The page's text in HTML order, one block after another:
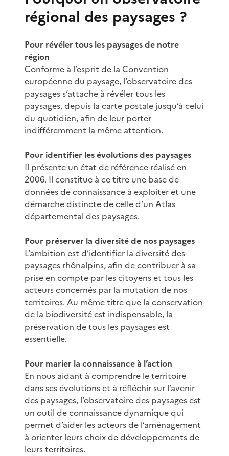
régional des paysages ?
Pour révéler tous les paysages de notre
région
Conforme à l’esprit de la Convention
européenne du paysage, l’observatoire des
paysages s’attache à révéler tous les
paysages, depuis la carte postale jusqu’à celui
du quotidien, afin de leur porter
indifféremment la même attention.
Pour identifier les évolutions des paysages
Il présente un état de référence réalisé en
2006. Il constitue à ce titre une base de
données de connaissance à exploiter et une
démarche distincte de celle d’un Atlas
départemental des paysages.
Pour préserver la diversité de nos paysages
L’ambition est d’identifier la diversité des
paysages rhônalpins, afin de contribuer à sa
prise en compte par les citoyens et tous les
acteurs concernés par la mutation de nos
territoires. Au même titre que la conservation
de la biodiversité est indispensable, la
préservation de tous les paysages est
essentielle.
Pour marier la connaissance à l’action
En nous aidant à comprendre le territoire
dans ses évolutions et à réfléchir sur l’avenir
des paysages, l’observatoire des paysages est
un outil de connaissance dynamique qui
permet d’aider les acteurs de l’aménagement
à orienter leurs choix de développements de
leurs territoires.